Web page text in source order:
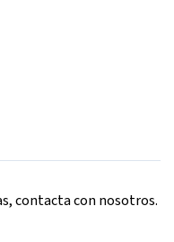
contacta con nosotros.